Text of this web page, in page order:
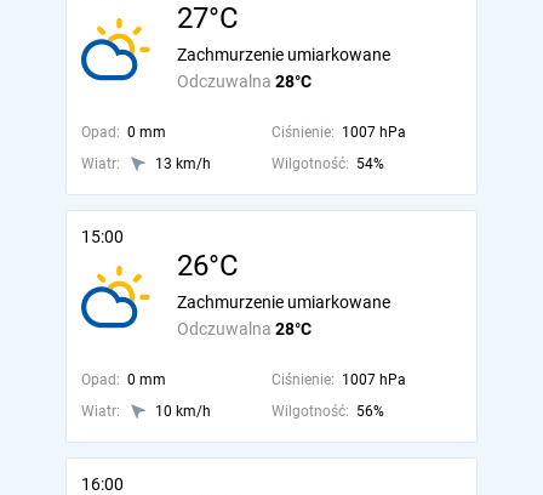
27°C
Odczuwalna 28°C
Zachmurzenie umiarkowane
Opad: 0 mm Ciśnienie: 1007 hPa
Wiatr:
13 km/h Wilgotność: 54%
15:00
26°C
Odczuwalna 28°C
Zachmurzenie umiarkowane
Opad: 0 mm Ciśnienie: 1007 hPa
Wiatr:
10 km/h Wilgotność: 56%
16:00